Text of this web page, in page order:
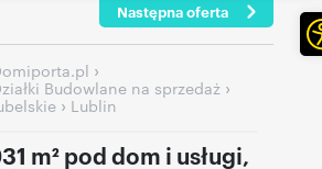
Następna oferta
›
Budowlane na sprzedaż ›
› Lublin
m² pod dom i usługi,